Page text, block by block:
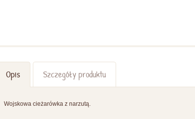
Opis Szczegóły produktu
Wojskowa cieżarówka z narzutą.